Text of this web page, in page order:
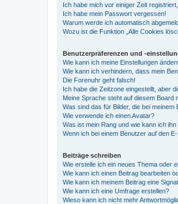
Ich habe mich vor einiger Zeit
Ich habe mein Passwort vergessen!
Warum werde ich automatisch
Wozu ist die Funktion „Alle Cookies
Benutzerpräferenzen und -
Wie kann ich meine Einstellungen
Wie kann ich verhindern, dass mein
Die Forenuhr geht falsch!
Ich habe die Zeitzone eingestellt, aber
Meine Sprache steht auf diesem Board
Was sind das für Bilder, die bei
Wie verwende ich einen Avatar?
Was ist mein Rang und wie kann ich ihn
Wenn ich bei einem Benutzer auf den
Beiträge schreiben
Wie erstelle ich ein neues Thema oder
Wie kann ich einen Beitrag bearbeiten
Wie kann ich meinem Beitrag eine
Wie kann ich eine Umfrage erstellen?
Wieso kann ich nicht mehr